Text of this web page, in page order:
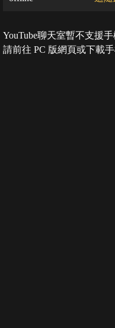
YouTube聊天室暫不支援
請前往 PC 版網頁或下載